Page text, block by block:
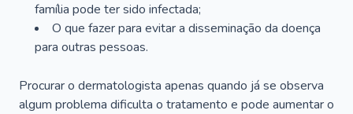
família pode ter sido infectada;
O que fazer para evitar a disseminação da doença
para outras pessoas.
Procurar o dermatologista apenas quando já se observa
algum problema dificulta o tratamento e pode aumentar o